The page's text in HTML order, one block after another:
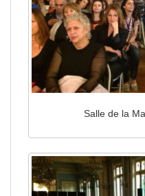
Salle de la